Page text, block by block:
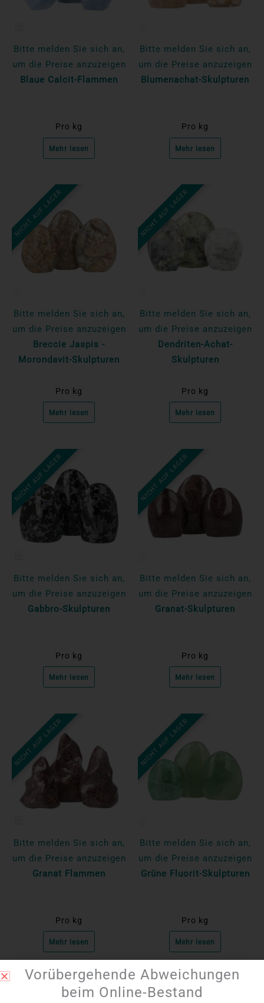
Bitte melden Sie sich an,
um die Preise anzuzeigen
Blaue Calcit-Flammen
Pro kg
Mehr lesen
Bitte melden Sie sich an,
um die Preise anzuzeigen
Blumenachat-Skulpturen
Pro kg
Mehr lesen
NICHT AUF LAGER
Bitte melden Sie sich an,
um die Preise anzuzeigen
Breccie Jaspis -
Morondavit-Skulpturen
Pro kg
Mehr lesen
NICHT AUF LAGER
Bitte melden Sie sich an,
um die Preise anzuzeigen
Dendriten-Achat-
Skulpturen
Pro kg
Mehr lesen
NICHT AUF LAGER
Bitte melden Sie sich an,
um die Preise anzuzeigen
Gabbro-Skulpturen
Pro kg
Mehr lesen
NICHT AUF LAGER
Bitte melden Sie sich an,
um die Preise anzuzeigen
Granat-Skulpturen
Pro kg
Mehr lesen
NICHT AUF LAGER
Bitte melden Sie sich an,
um die Preise anzuzeigen
Granat Flammen
Pro kg
Mehr lesen
NICHT AUF LAGER
Bitte melden Sie sich an,
um die Preise anzuzeigen
Grüne Fluorit-Skulpturen
Pro kg
Mehr lesen
NEU
Vorübergehende Abweichungen
beim Online-Bestand